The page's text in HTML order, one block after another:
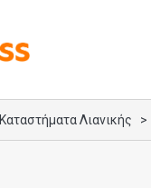
Καταστήματα Λιανικής